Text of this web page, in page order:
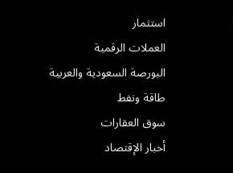
استثمار
العملات الرقمية
البورصة السعودية والعربية
طاقة ونفط
سوق العقارات
أخبار الإقتصاد